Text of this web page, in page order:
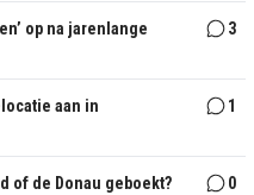
op na jarenlange
3
aan in
1
of de Donau geboekt?
0